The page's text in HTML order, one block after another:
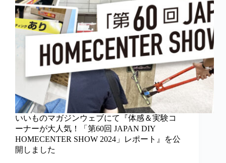
いいものマガジンウェブにて『体感＆実験コ
ーナーが大人気！「第60回 JAPAN DIY
HOMECENTER SHOW 2024」レポート』を公
開しました